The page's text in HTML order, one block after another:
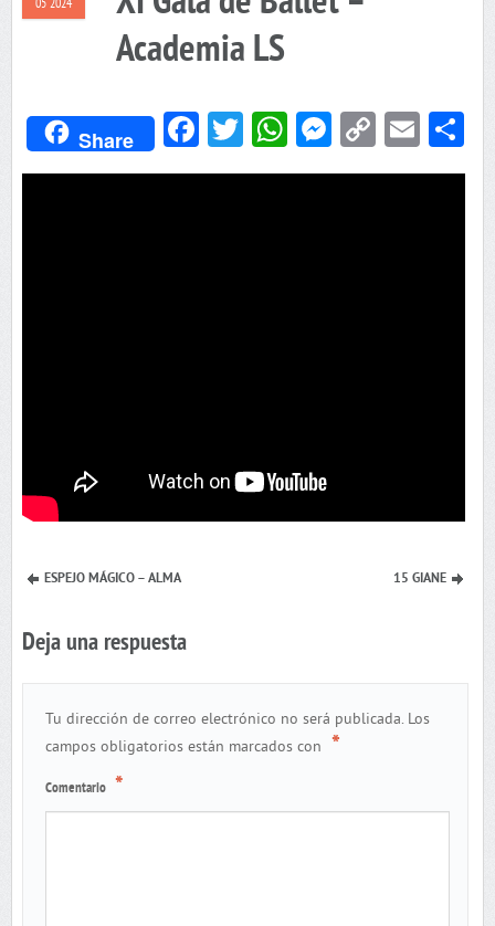
05 2024
Academia LS
Share Facebook
Twitter
WhatsApp
Messenger
Copy
Link
ESPEJO MÁGICO – ALMA 15 GIANE
Deja una respuesta
Tu dirección de correo electrónico no será publicada. Los
campos obligatorios están marcados con *
Comentario *